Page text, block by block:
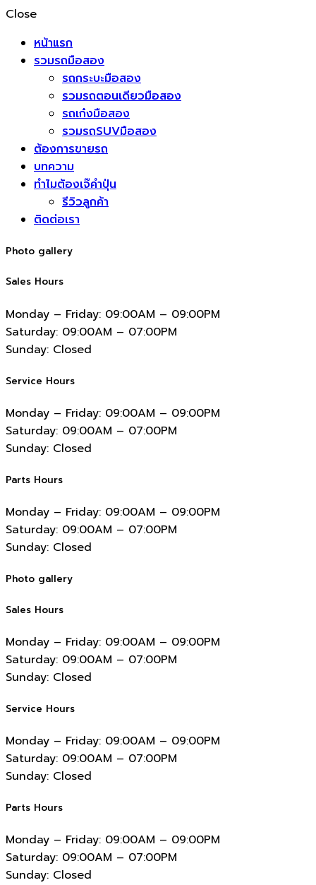
Close
หน้าแรก
รวมรถมือสอง
รถกระบะมือสอง
รวมรถตอนเดียวมือสอง
รถเก๋งมือสอง
รวมรถSUVมือสอง
ต้องการขายรถ
บทความ
ทำไมต้องเจ๊คำปุ่น
รีวิวลูกค้า
ติดต่อเรา
Photo gallery
Sales Hours
Monday – Friday: 09:00AM – 09:00PM
Saturday: 09:00AM – 07:00PM
Sunday: Closed
Service Hours
Monday – Friday: 09:00AM – 09:00PM
Saturday: 09:00AM – 07:00PM
Sunday: Closed
Parts Hours
Monday – Friday: 09:00AM – 09:00PM
Saturday: 09:00AM – 07:00PM
Sunday: Closed
Photo gallery
Sales Hours
Monday – Friday: 09:00AM – 09:00PM
Saturday: 09:00AM – 07:00PM
Sunday: Closed
Service Hours
Monday – Friday: 09:00AM – 09:00PM
Saturday: 09:00AM – 07:00PM
Sunday: Closed
Parts Hours
Monday – Friday: 09:00AM – 09:00PM
Saturday: 09:00AM – 07:00PM
Sunday: Closed